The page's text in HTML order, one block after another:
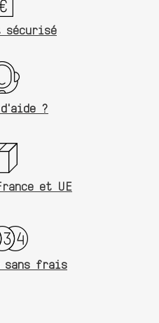
sécurisé
?
et UE
frais